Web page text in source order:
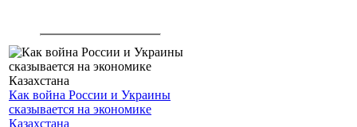
Как война России и Украины
сказывается на экономике
Казахстана